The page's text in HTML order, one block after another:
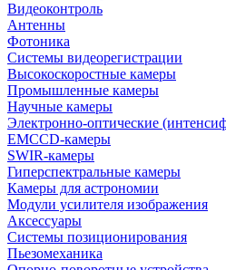
Видеоконтроль
Антенны
Фотоника
Cистемы видеорегистрации
Высокоскоростные камеры
Промышленные камеры
Научные камеры
Электронно-оптические
EMCCD-камеры
SWIR-камеры
Гиперспектральные камеры
Камеры для астрономии
Модули усилителя изображения
Аксессуары
Системы позиционирования
Пьезомеханика